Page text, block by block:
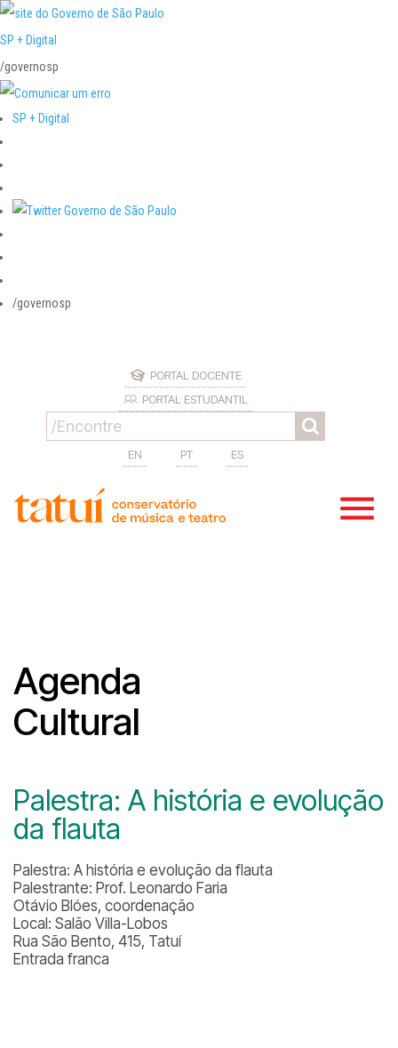
SP + Digital
/governosp
SP + Digital
/governosp
PORTAL DOCENTE
PORTAL ESTUDANTIL
EN PT ES
Agenda
Cultural
Palestra: A história e evolução
da flauta
Palestra: A história e evolução da flauta
Palestrante: Prof. Leonardo Faria
Otávio Blóes, coordenação
Local: Salão Villa-Lobos
Rua São Bento, 415, Tatuí
Entrada franca